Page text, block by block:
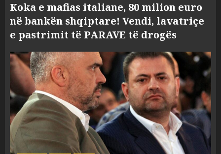
Koka e mafias italiane, 80 milion euro
në bankën shqiptare! Vendi, lavatriçe
e pastrimit të PARAVE të drogës